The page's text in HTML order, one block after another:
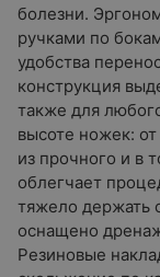
болезни.
ручками по
удобства
конструкция
также для
высоте ножек:
из прочного и в
облегчает
тяжело держать
оснащено
Резиновые